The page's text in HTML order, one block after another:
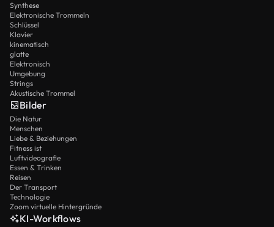
Synthese
Elektronische Trommeln
Schlüssel
Klavier
kinematisch
glatte
Elektronisch
Umgebung
Strings
Akustische Trommel
Bilder
Die Natur
Menschen
Liebe & Beziehungen
Fitness ist
Luftvideografie
Essen & Trinken
Reisen
Der Transport
Technologie
Zoom virtuelle Hintergründe
KI-Workflows